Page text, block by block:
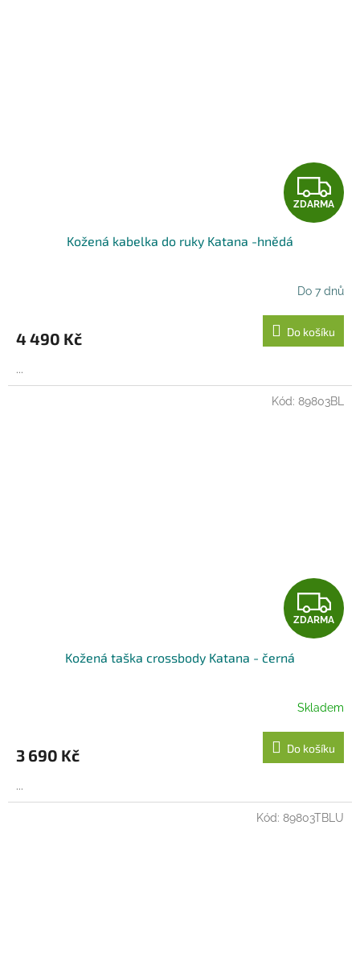
Z
D
R
M
A
ZDARMA
Kožená kabelka do ruky Katana -hnědá
Do 7 dnů
4 490 Kč Do košíku
...
Z
D
R
M
A
ZDARMA
Kožená taška crossbody Katana - černá
Skladem
3 690 Kč Do košíku
...
Kód: 89803BL
Kód: 89803TBLU